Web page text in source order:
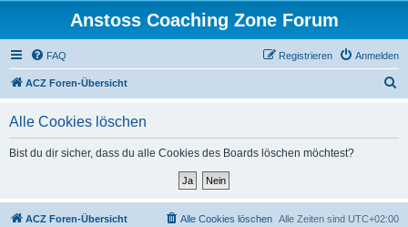
Anstoss Coaching Zone Forum
FAQ Anmelden
Registrieren
ACZ Foren-Übersicht
Alle Cookies löschen
Bist du dir sicher, dass du alle Cookies des Boards löschen möchtest?
ACZ Foren-Übersicht Alle Zeiten sind UTC+02:00
Alle Cookies löschen